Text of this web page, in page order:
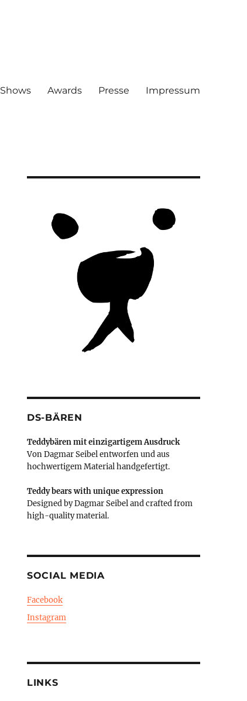
Shows Awards Presse Impressum
DS-BÄREN
Teddybären mit einzigartigem Ausdruck
Von Dagmar Seibel entworfen und aus
hochwertigem Material handgefertigt.
Teddy bears with unique expression
Designed by Dagmar Seibel and crafted from
high-quality material.
SOCIAL MEDIA
Facebook
Instagram
LINKS